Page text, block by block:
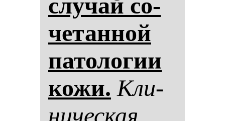
че­тан­ной
па­то­ло­гии
ко­жи. Кли­
ни­чес­кая